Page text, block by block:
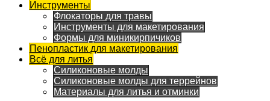
Инструменты
Флокаторы для травы
Инструменты для макетирования
Формы для миникирпичиков
Пенопластик для макетирования
Всё для литья
Силиконовые молды
Силиконовые молды для террейнов
Материалы для литья и отминки